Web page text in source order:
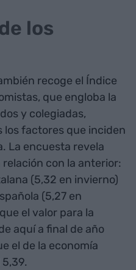
los
recoge el Índice
que engloba la
y colegiadas,
factores que inciden
La encuesta revela
con la anterior:
(5,32 en invierno)
(5,27 en
el valor para la
aquí a final de año
el de la economía